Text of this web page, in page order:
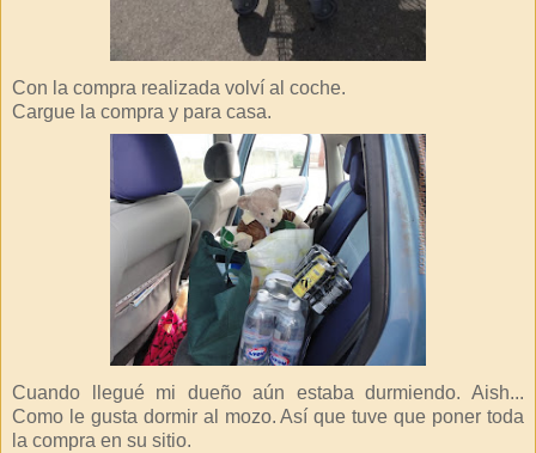
Con la compra realizada volví al coche.
Cargue la compra y para casa.
Cuando llegué mi dueño aún estaba durmiendo. Aish...
Como le gusta dormir al mozo. Así que tuve que poner toda
la compra en su sitio.